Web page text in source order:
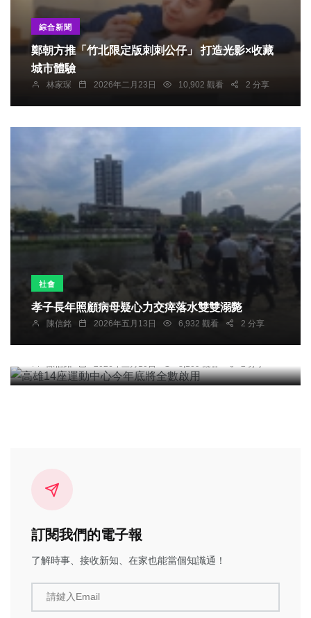
綜合新聞
鄭朝方推「竹北限定版刺刺公仔」 打造光影×收藏
城市體驗
林家琛 2026年二月23日 10,902 觀看 2 分享
社會
孝子長年照顧病母疑心力交瘁落水雙雙溺斃
陳信銘 2026年五月13日 6,932 觀看 2 分享
綜合新聞
高雄14座運動中心今年底將全數啟用
陳信銘 2026年三月10日 8,109 觀看 2 分享
訂閱我們的電子報
了解時事、接收新知、在家也能當個知識通！
請鍵入Email